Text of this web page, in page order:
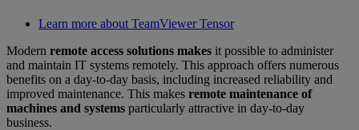
Learn more about TeamViewer Tensor
Modern remote access solutions makes it possible to administer
and maintain IT systems remotely. This approach offers numerous
benefits on a day-to-day basis, including increased reliability and
improved maintenance. This makes remote maintenance of
machines and systems particularly attractive in day-to-day
business.